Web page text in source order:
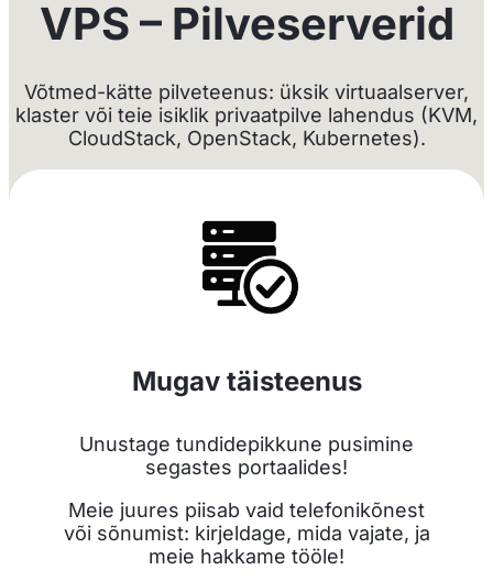
VPS – Pilveserverid
Võtmed-kätte pilveteenus: üksik virtuaalserver,
klaster või teie isiklik privaatpilve lahendus (KVM,
CloudStack, OpenStack, Kubernetes).
Mugav täisteenus
Unustage tundidepikkune pusimine
segastes portaalides!
Meie juures piisab vaid telefonikõnest
või sõnumist: kirjeldage, mida vajate, ja
meie hakkame tööle!